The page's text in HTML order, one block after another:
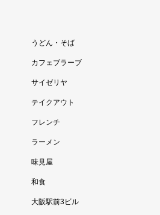
うどん・そば
カフェブラーブ
サイゼリヤ
テイクアウト
フレンチ
ラーメン
味見屋
和食
大阪駅前3ビル